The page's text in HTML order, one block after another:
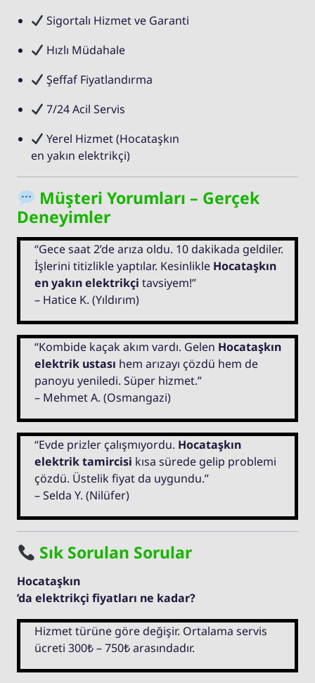
Sigortalı Hizmet ve Garanti
Hızlı Müdahale
Şeffaf Fiyatlandırma
7/24 Acil Servis
Yerel Hizmet (Hocataşkın
en yakın elektrikçi)
Müşteri Yorumları – Gerçek
Deneyimler
“Gece saat 2’de arıza oldu. 10 dakikada geldiler.
İşlerini titizlikle yaptılar. Kesinlikle Hocataşkın
en yakın elektrikçi tavsiyem!”
– Hatice K. (Yıldırım)
“Kombide kaçak akım vardı. Gelen Hocataşkın
elektrik ustası hem arızayı çözdü hem de
panoyu yeniledi. Süper hizmet.”
– Mehmet A. (Osmangazi)
“Evde prizler çalışmıyordu. Hocataşkın
elektrik tamircisi kısa sürede gelip problemi
çözdü. Üstelik fiyat da uygundu.”
– Selda Y. (Nilüfer)
Sık Sorulan Sorular
Hocataşkın
’da elektrikçi fiyatları ne kadar?
Hizmet türüne göre değişir. Ortalama servis
ücreti 300₺ – 750₺ arasındadır.